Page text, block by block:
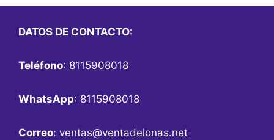
DATOS DE CONTACTO:
Teléfono: 8115908018
WhatsApp: 8115908018
Correo: ventas@ventadelonas.net